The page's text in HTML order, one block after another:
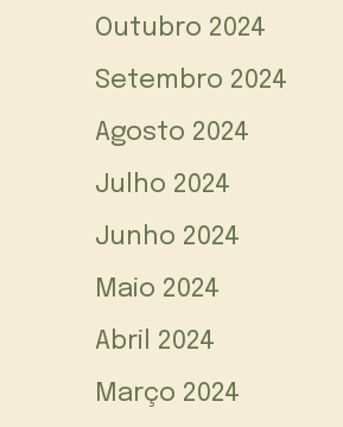
Outubro 2024
Setembro 2024
Agosto 2024
Julho 2024
Junho 2024
Maio 2024
Abril 2024
Março 2024